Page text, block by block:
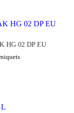
HG 02 DP EU